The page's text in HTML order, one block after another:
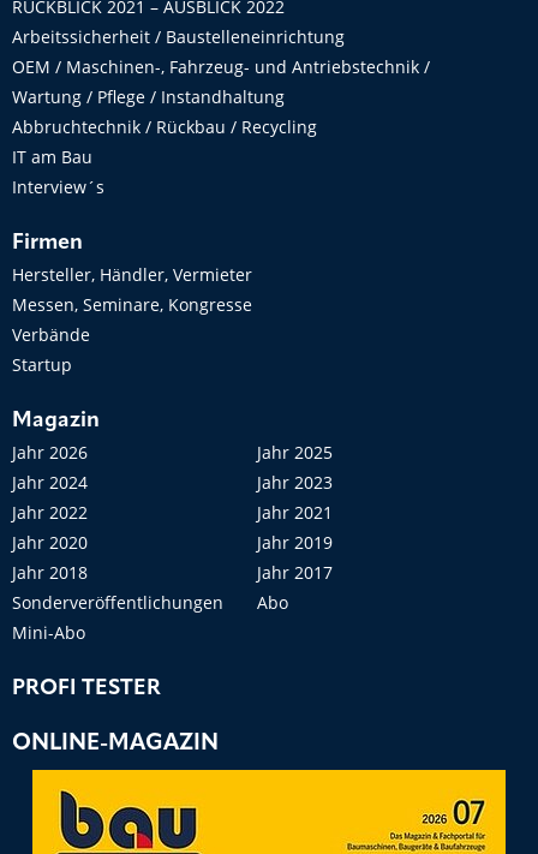
RÜCKBLICK 2021 – AUSBLICK 2022
Arbeitssicherheit / Baustelleneinrichtung
OEM / Maschinen-, Fahrzeug- und Antriebstechnik /
Wartung / Pflege / Instandhaltung
Abbruchtechnik / Rückbau / Recycling
IT am Bau
Interview´s
Firmen
Hersteller, Händler, Vermieter
Messen, Seminare, Kongresse
Verbände
Startup
Magazin
Jahr 2026
Jahr 2025
Jahr 2024
Jahr 2023
Jahr 2022
Jahr 2021
Jahr 2020
Jahr 2019
Jahr 2018
Jahr 2017
Sonderveröffentlichungen
Abo
Mini-Abo
PROFI TESTER
ONLINE-MAGAZIN